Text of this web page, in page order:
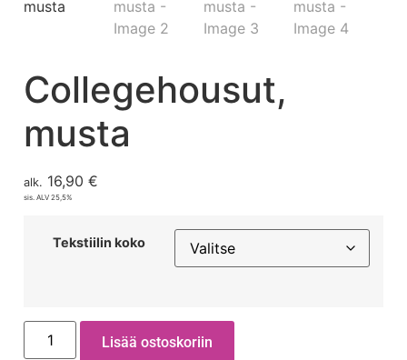
Collegehousut,
musta
alk. 16,90 €
sis. ALV 25,5%
Tekstiilin koko
Lisää ostoskoriin